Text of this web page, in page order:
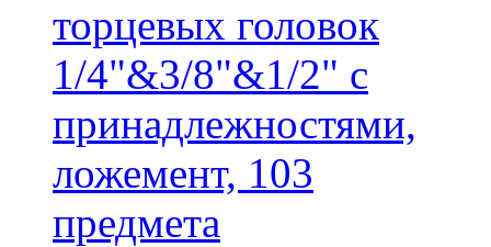
торцевых головок
1/4"&3/8"&1/2" с
принадлежностями,
ложемент, 103
предмета